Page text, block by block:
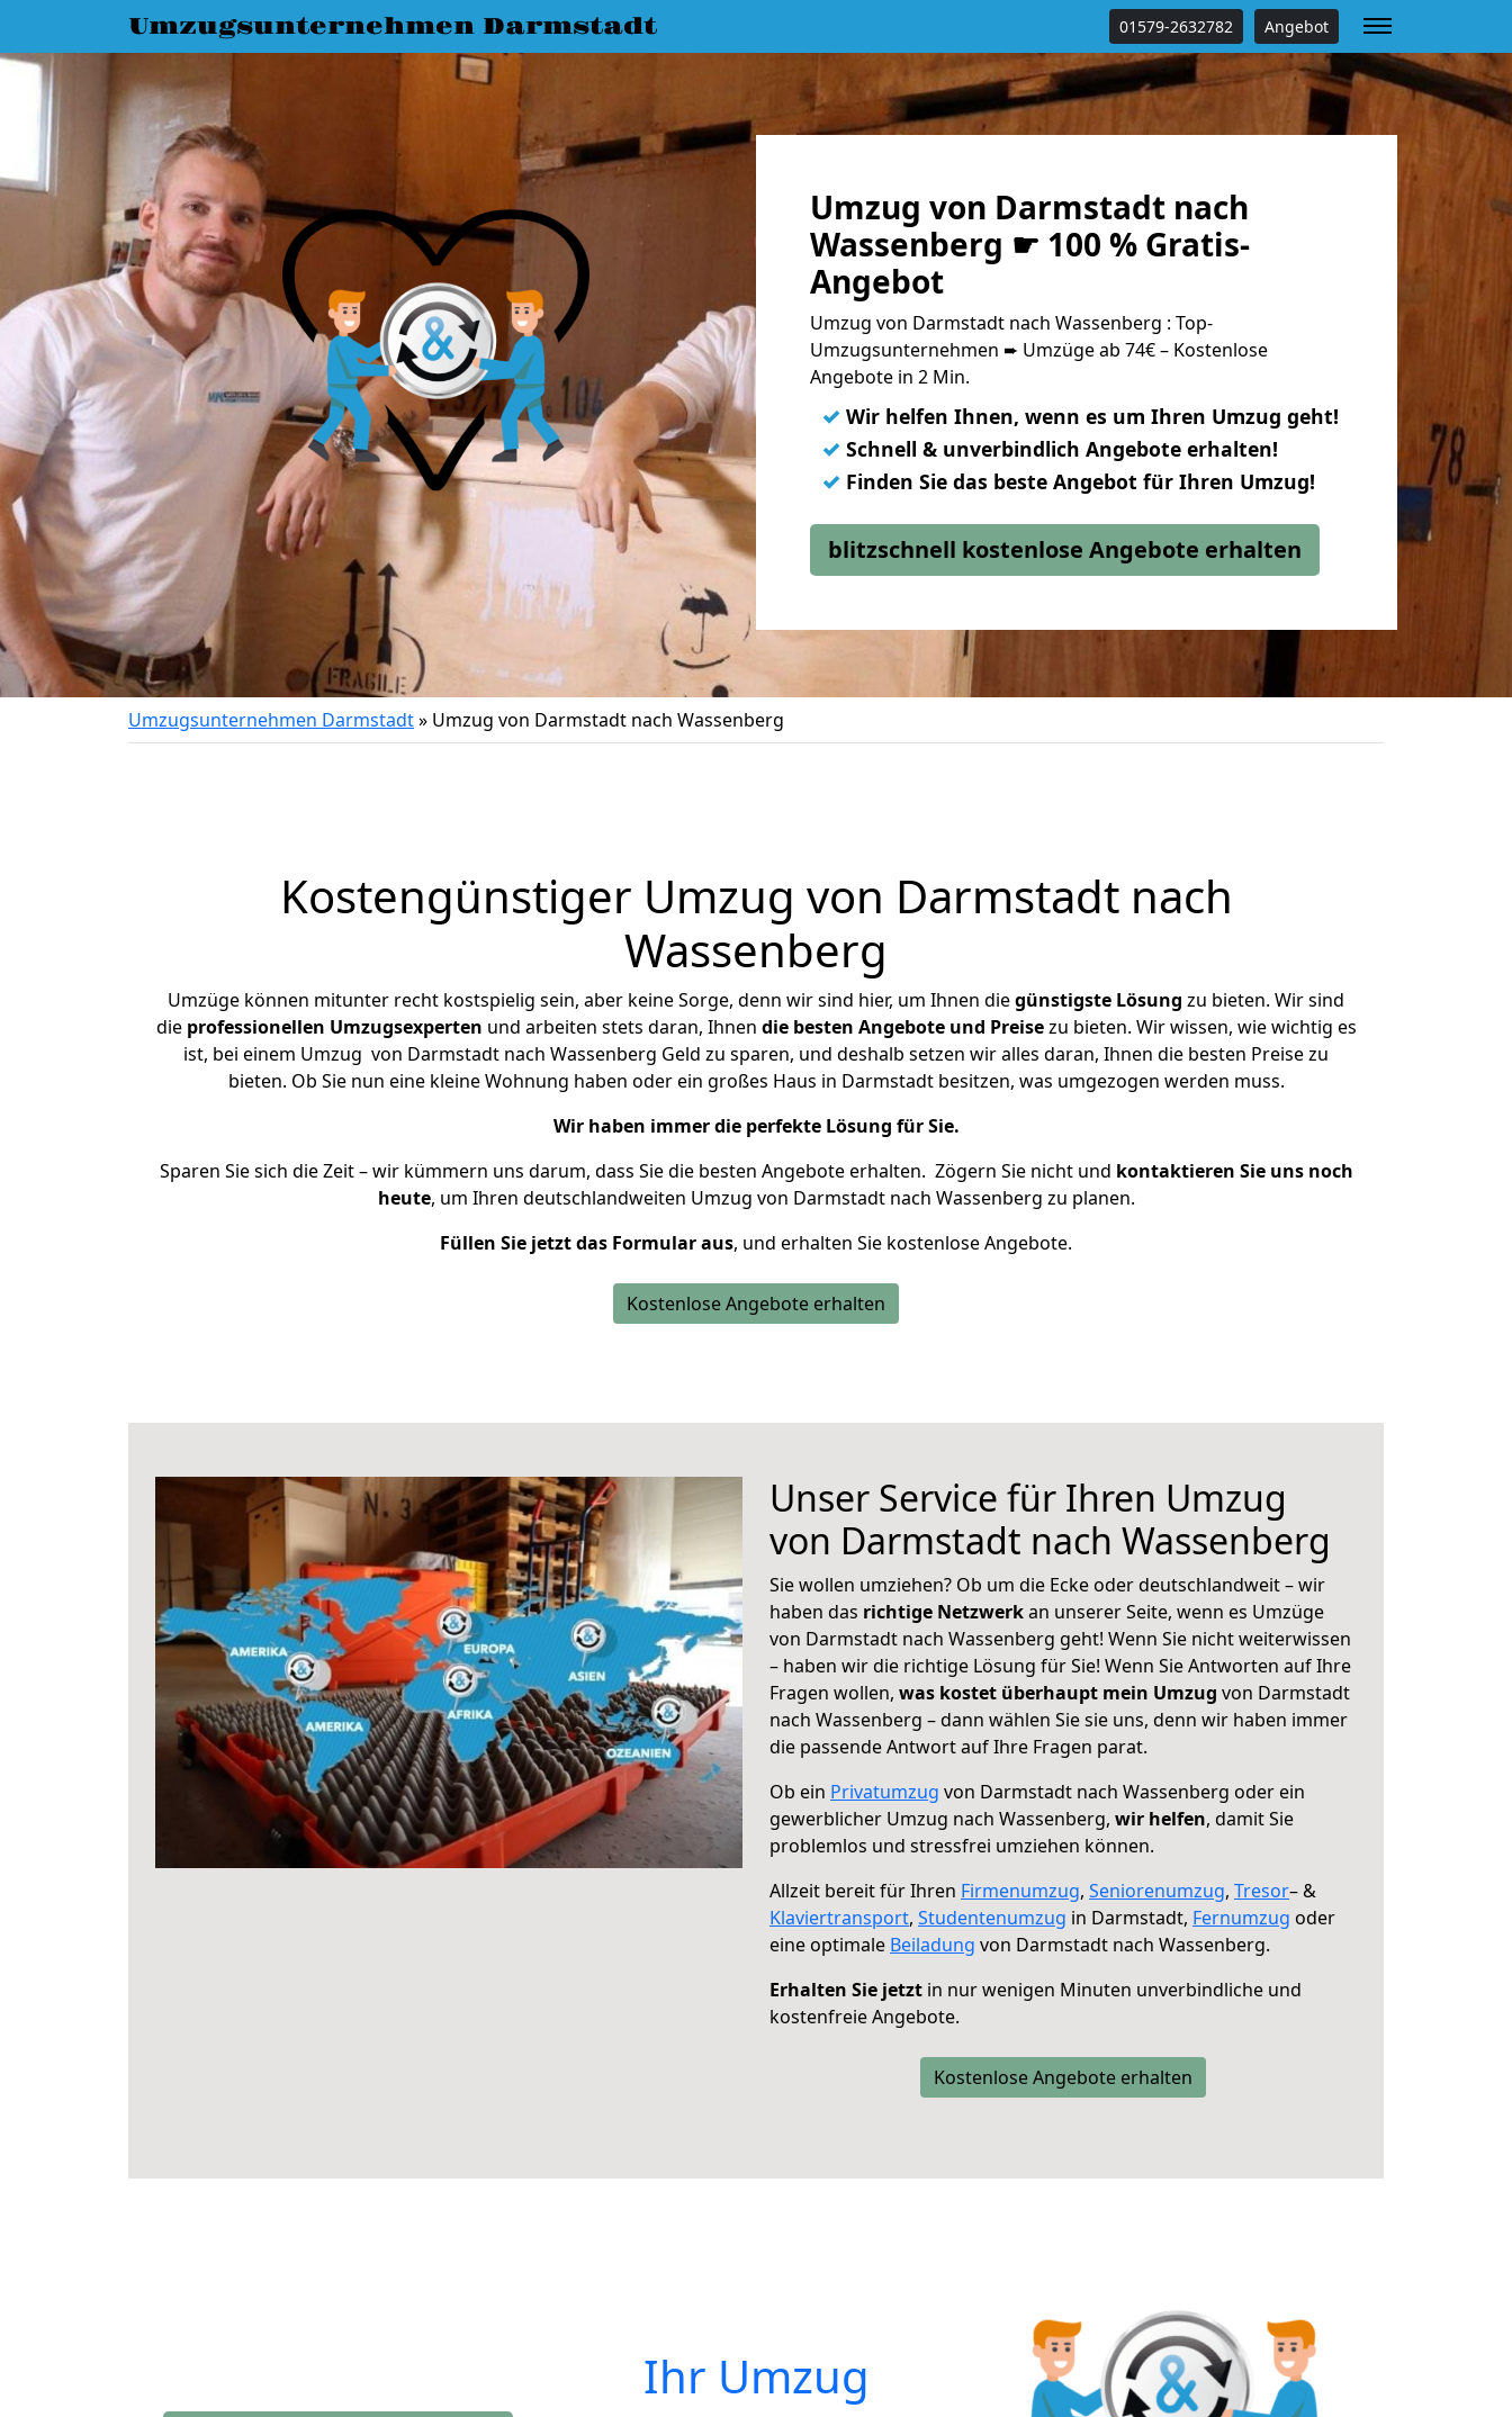
Umzugsunternehmen Darmstadt 01579-2632782 Angebot
Umzug von Darmstadt nach
Wassenberg ☛ 100 % Gratis-
Angebot
Umzug von Darmstadt nach Wassenberg : Top-
Umzugsunternehmen ➨ Umzüge ab 74€ – Kostenlose
Angebote in 2 Min.
✓ Wir helfen Ihnen, wenn es um Ihren Umzug geht!
✓ Schnell & unverbindlich Angebote erhalten!
✓ Finden Sie das beste Angebot für Ihren Umzug!
blitzschnell kostenlose Angebote erhalten
Umzugsunternehmen Darmstadt» Umzug von Darmstadt nach Wassenberg
Kostengünstiger Umzug von Darmstadt nach
Wassenberg
Umzüge können mitunter recht kostspielig sein, aber keine Sorge, denn wir sind hier, um Ihnen diegünstigste Lösung zu bieten. Wir sind
die professionellen Umzugsexperten und arbeiten stets daran, Ihnen die besten Angebote und Preisezu bieten. Wir wissen, wie wichtig es
ist, bei einem Umzug von Darmstadt nach Wassenberg Geld zu sparen, und deshalb setzen wir alles daran, Ihnen die besten Preise zu
bieten. Ob Sie nun eine kleine Wohnung haben oder ein großes Haus in Darmstadt besitzen, was umgezogen werden muss.
Wir haben immer die perfekte Lösung für Sie.
Sparen Sie sich die Zeit – wir kümmern uns darum, dass Sie die besten Angebote erhalten. Zögern Sie nicht und kontaktieren Sie uns noch
heute, um Ihren deutschlandweiten Umzug von Darmstadt nach Wassenberg zu planen.
Füllen Sie jetzt das Formular aus, und erhalten Sie kostenlose Angebote.
Kostenlose Angebote erhalten
Unser Service für Ihren Umzug
von Darmstadt nach Wassenberg
Sie wollen umziehen? Ob um die Ecke oder deutschlandweit – wir
haben das richtige Netzwerkan unserer Seite, wenn es Umzüge
von Darmstadt nach Wassenberg geht! Wenn Sie nicht weiterwissen
– haben wir die richtige Lösung für Sie! Wenn Sie Antworten auf Ihre
Fragen wollen, was kostet überhaupt mein Umzug von Darmstadt
nach Wassenberg – dann wählen Sie sie uns, denn wir haben immer
die passende Antwort auf Ihre Fragen parat.
Ob ein Privatumzug von Darmstadt nach Wassenberg oder ein
gewerblicher Umzug nach Wassenberg, wir helfen, damit Sie
problemlos und stressfrei umziehen können.
Allzeit bereit für Ihren Firmenumzug, Seniorenumzug, Tresor– &
Klaviertransport, Studentenumzug in Darmstadt, Fernumzug oder
eine optimale Beiladung von Darmstadt nach Wassenberg.
Erhalten Sie jetzt in nur wenigen Minuten unverbindliche und
kostenfreie Angebote.
Kostenlose Angebote erhalten
Ihr Umzug